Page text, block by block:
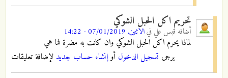
تحريم اكل الحبل الشوكي
أضافه قبس علي فيالاثنين, 07/01/2019 - 14:22
لماذا يحرم اكل الحبل الشوكي وان كانت به مضرة فما هي
يرجى تسجيل الدخول أوإنشاء حساب جديد لإضافة تعليقات